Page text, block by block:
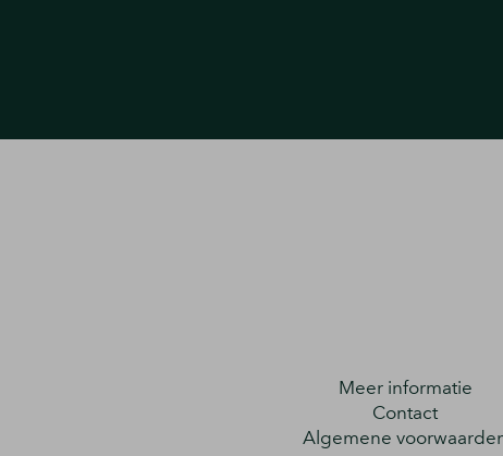
Meer informatie
Contact
Algemene